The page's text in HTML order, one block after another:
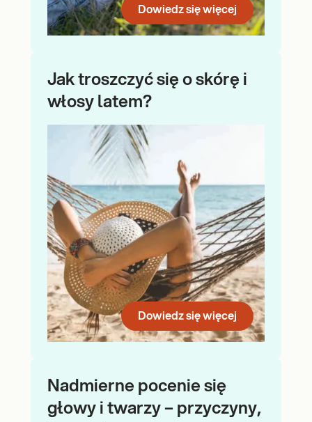
Dowiedz się więcej
Jak troszczyć się o skórę i
włosy latem?
Dowiedz się więcej
Nadmierne pocenie się
głowy i twarzy – przyczyny,